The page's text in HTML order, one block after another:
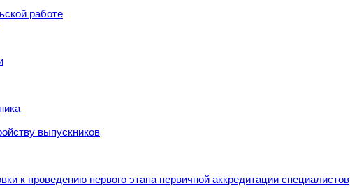
работе
выпускников
к проведению первого этапа первичной аккредитации специалистов